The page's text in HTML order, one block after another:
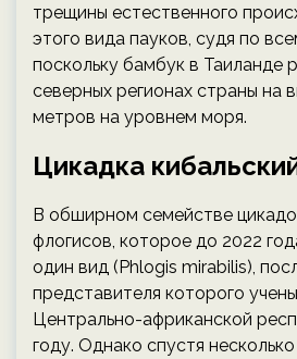
трещины естественного
этого вида пауков, судя по
поскольку бамбук в Таиланде
северных регионах страны на
метров на уровнем моря.
Цикадка
В обширном семействе
флогисов, которое до 2022
один вид (Phlogis mirabilis),
представителя которого
Центрально-африканской
году. Однако спустя